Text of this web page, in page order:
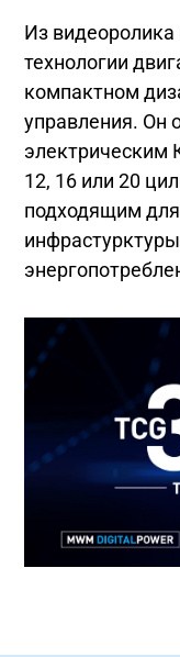
Из
технологии
компактном
управления. Он
электрическим
12, 16 или 20
подходящим